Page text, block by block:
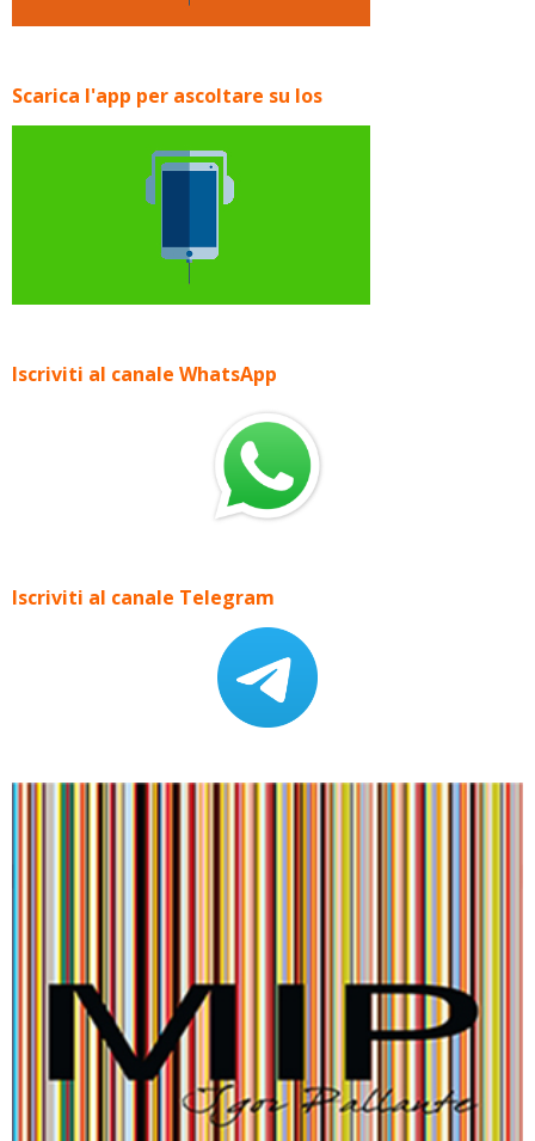
Scarica l'app per ascoltare su Ios
Iscriviti al canale WhatsApp
Iscriviti al canale Telegram